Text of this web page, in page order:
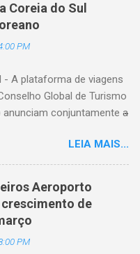
Coreia do Sul
PM
- A plataforma de viagens
Global de Turismo
anunciam conjuntamente a
com suporte completo
© BlogTurS) Este marco
que a Academia celebra
e ultrapassa a marca
cadastrados, dando
sua missão de apoiar
em toda a região,
LEIA MAIS...
Aeroporto
de
PM